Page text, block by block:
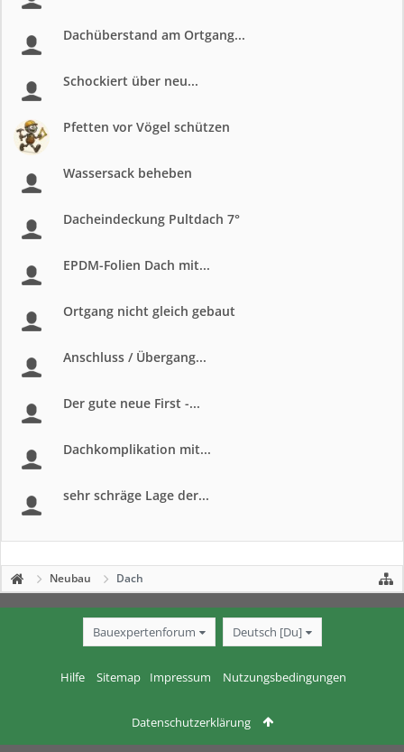
Dachüberstand am Ortgang...
Schockiert über neu...
Pfetten vor Vögel schützen
Wassersack beheben
Dacheindeckung Pultdach 7°
EPDM-Folien Dach mit...
Ortgang nicht gleich gebaut
Anschluss / Übergang...
Der gute neue First -...
Dachkomplikation mit...
sehr schräge Lage der...
Neubau Dach
Bauexpertenforum Deutsch [Du]
Hilfe Sitemap Impressum Nutzungsbedingungen
Datenschutzerklärung